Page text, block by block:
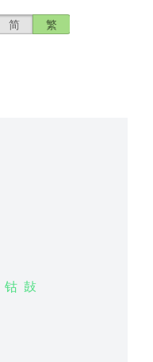
简 繁
钴 鼔